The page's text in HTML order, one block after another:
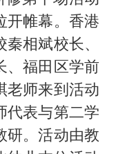
36岁男演员成景区NPC后人气爆棚
业高质量发展
台当局重金为“台独”织“皇帝新衣”
几元成本的AI广告导致千万市值蒸发
赛宋蓬逝世
开帷幕。香港
相斌校长、
、福田区学前
老师来到活动
代表与第二学
研。活动由教